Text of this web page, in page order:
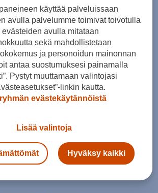
Lisää ostoskoriin
Myymälät:
myymäläsaatavuuden.
käyttää palveluissaan
avulla palvelumme toimivat toivotulla
avulla mitataan
sekä mahdollistetaan
ja personoidun mainonnan
antaa suostumuksesi painamalla
Pystyt muuttamaan valintojasi
linkin kautta.
evästekäytännöistä
Lisää valintoja
Hyväksy kaikki